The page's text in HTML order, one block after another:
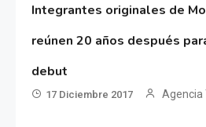
Integrantes originales de
reúnen 20 años después
debut
17 Diciembre 2017 Agencia